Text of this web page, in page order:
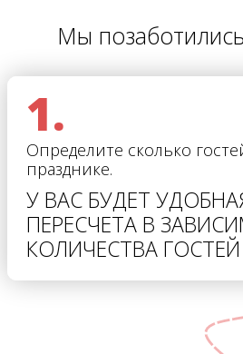
Мы
1.
Определите сколько
празднике.
У ВАС БУДЕТ
ПЕРЕСЧЕТА В
КОЛИЧЕСТВА ГОСТЕЙ